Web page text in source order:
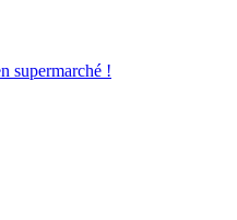
supermarché !